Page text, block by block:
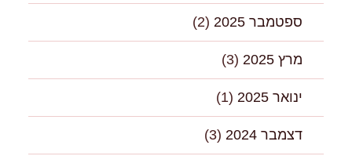
ספטמבר 2025 (2)
מרץ 2025 (3)
ינואר 2025 (1)
דצמבר 2024 (3)